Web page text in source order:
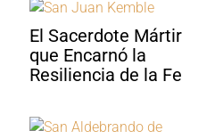
El Sacerdote Mártir
que Encarnó la
Resiliencia de la Fe